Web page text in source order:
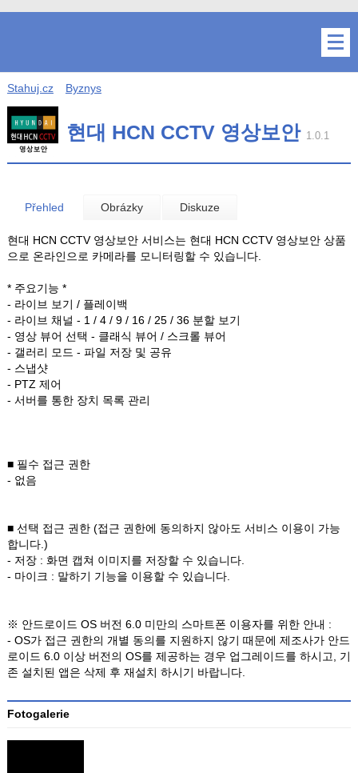
Stahuj.cz Byznys
현대 HCN CCTV 영상보안 1.0.1
Přehled Obrázky Diskuze
현대 HCN CCTV 영상보안 서비스는 현대 HCN CCTV 영상보안 상품
으로 온라인으로 카메라를 모니터링할 수 있습니다.
* 주요기능 *
- 라이브 보기 / 플레이백
- 라이브 채널 - 1 / 4 / 9 / 16 / 25 / 36 분할 보기
- 영상 뷰어 선택 - 클래식 뷰어 / 스크롤 뷰어
- 갤러리 모드 - 파일 저장 및 공유
- 스냅샷
- PTZ 제어
- 서버를 통한 장치 목록 관리
■ 필수 접근 권한
- 없음
■ 선택 접근 권한 (접근 권한에 동의하지 않아도 서비스 이용이 가능
합니다.)
- 저장 : 화면 캡쳐 이미지를 저장할 수 있습니다.
- 마이크 : 말하기 기능을 이용할 수 있습니다.
※ 안드로이드 OS 버전 6.0 미만의 스마트폰 이용자를 위한 안내 :
- OS가 접근 권한의 개별 동의를 지원하지 않기 때문에 제조사가 안드
로이드 6.0 이상 버전의 OS를 제공하는 경우 업그레이드를 하시고, 기
존 설치된 앱은 삭제 후 재설치 하시기 바랍니다.
Fotogalerie